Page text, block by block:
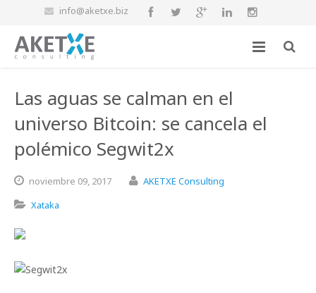
info@aketxe.biz
Las aguas se calman en el
universo Bitcoin: se cancela el
polémico Segwit2x
noviembre 09, 2017
AKETXE Consulting
Xataka